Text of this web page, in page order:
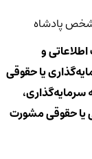
پادشاه
و
یا حقوقی
یا حقوقی مشورت